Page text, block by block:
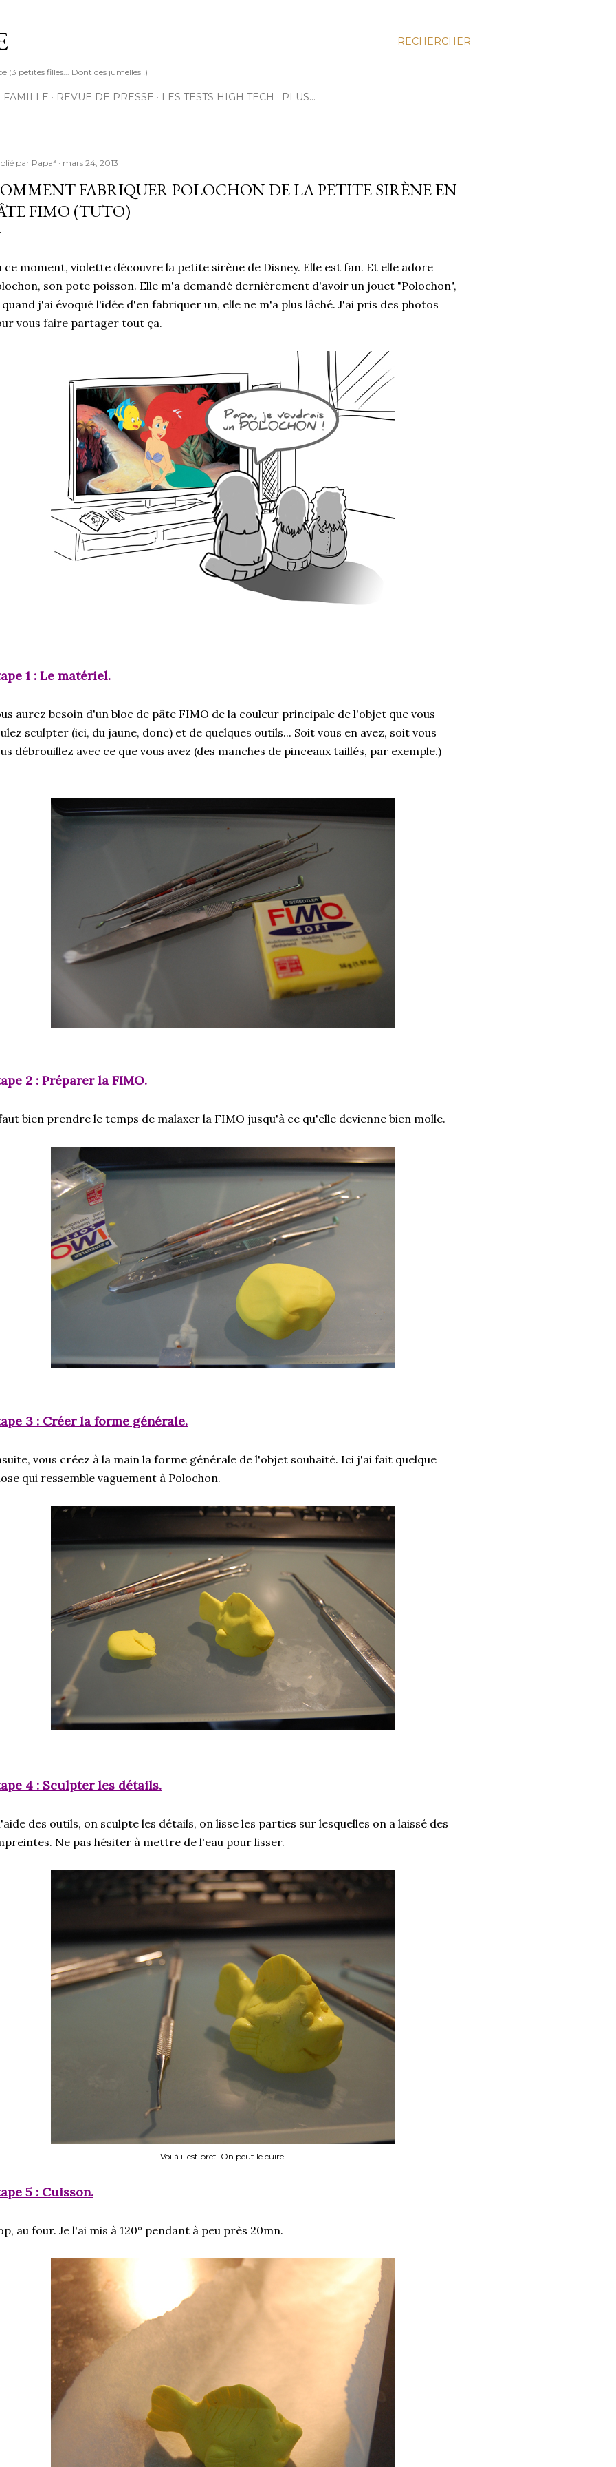
RECHERCHER
(3 petites filles... Dont des jumelles !)
FAMILLE REVUE DE PRESSE LES TESTS HIGH TECH PLUS…
par Papa³ mars 24, 2013
FABRIQUER POLOCHON DE LA PETITE SIRÈNE EN
FIMO (TUTO)
ce moment, violette découvre la petite sirène de Disney. Elle est fan. Et elle adore
son pote poisson. Elle m'a demandé dernièrement d'avoir un jouet "Polochon",
j'ai évoqué l'idée d'en fabriquer un, elle ne m'a plus lâché. J'ai pris des photos
vous faire partager tout ça.
1 : Le matériel.
aurez besoin d'un bloc de pâte FIMO de la couleur principale de l'objet que vous
sculpter (ici, du jaune, donc) et de quelques outils... Soit vous en avez, soit vous
débrouillez avec ce que vous avez (des manches de pinceaux taillés, par exemple.)
2 : Préparer la FIMO.
bien prendre le temps de malaxer la FIMO jusqu'à ce qu'elle devienne bien molle.
3 : Créer la forme générale.
vous créez à la main la forme générale de l'objet souhaité. Ici j'ai fait quelque
qui ressemble vaguement à Polochon.
4 : Sculpter les détails.
des outils, on sculpte les détails, on lisse les parties sur lesquelles on a laissé des
Ne pas hésiter à mettre de l'eau pour lisser.
Voilà il est prêt. On peut le cuire.
5 : Cuisson.
au four. Je l'ai mis à 120° pendant à peu près 20mn.